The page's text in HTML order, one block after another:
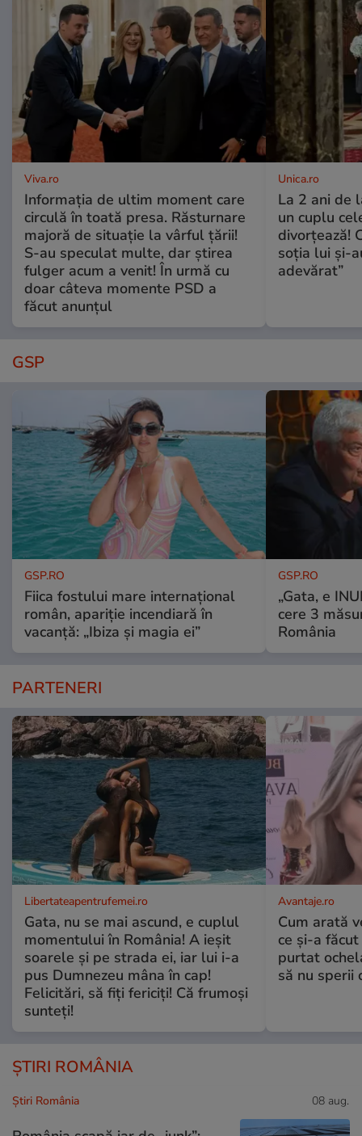
Viva.ro
Informația de ultim moment care
circulă în toată presa. Răsturnare
majoră de situație la vârful țării!
S-au speculat multe, dar știrea
fulger acum a venit! În urmă cu
doar câteva momente PSD a
făcut anunțul
Unica.ro
La 2 ani de
un cuplu
divorțează!
soția lui și-
adevărat”
GSP
GSP.RO
Fiica fostului mare internațional
român, apariție incendiară în
vacanță: „Ibiza și magia ei”
GSP.RO
„Gata, e
cere 3
România
PARTENERI
Libertateapentrufemei.ro
Gata, nu se mai ascund, e cuplul
momentului în România! A ieșit
soarele și pe strada ei, iar lui i-a
pus Dumnezeu mâna în cap!
Felicitări, să fiți fericiți! Că frumoși
sunteți!
Avantaje.ro
Cum arată
ce și-a
purtat
să nu sperii
ȘTIRI ROMÂNIA
Știri România 08 aug.